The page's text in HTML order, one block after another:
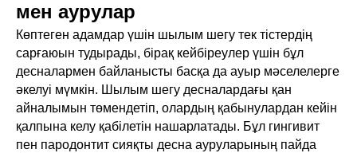
мен аурулар
Көптеген адамдар үшін шылым шегу тек тістердің
сарғаюын тудырады, бірақ кейбіреулер үшін бұл
десналармен байланысты басқа да ауыр мәселелерге
әкелуі мүмкін. Шылым шегу десналардағы қан
айналымын төмендетіп, олардың қабынулардан кейін
қалпына келу қабілетін нашарлатады. Бұл гингивит
пен пародонтит сияқты десна ауруларының пайда